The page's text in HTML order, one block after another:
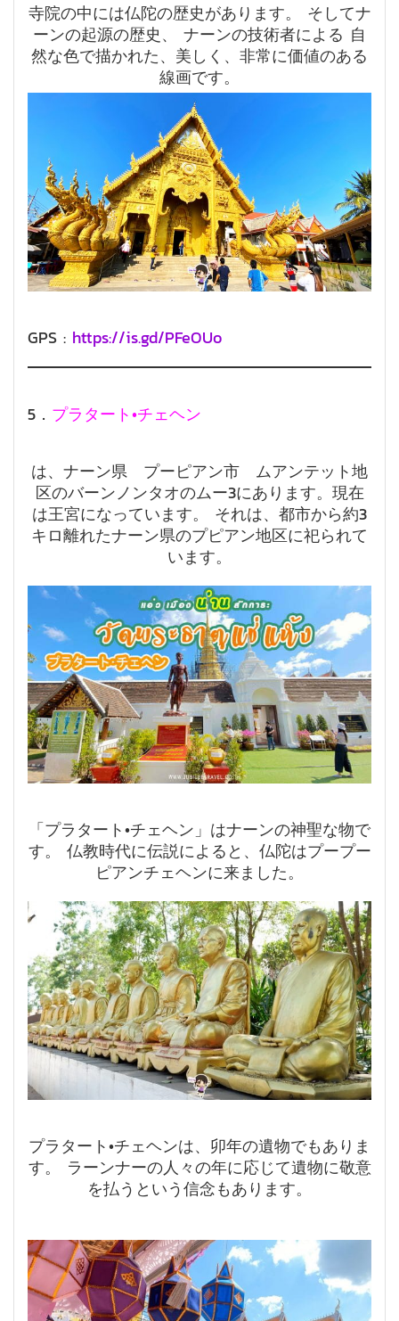
寺院の中には仏陀の歴史があります。 そしてナ
ーンの起源の歴史、 ナーンの技術者による 自
然な色で描かれた、美しく、非常に価値のある
線画です。
GPS : https://is.gd/PFeOUo
5． プラタート•チェヘン
は、ナーン県 プーピアン市 ムアンテット地
区のバーンノンタオのムー3にあります。現在
は王宮になっています。 それは、都市から約3
キロ離れたナーン県のプピアン地区に祀られて
います。
「プラタート•チェヘン」はナーンの神聖な物で
す。 仏教時代に伝説によると、仏陀はプープー
ピアンチェヘンに来ました。
プラタート•チェヘンは、卯年の遺物でもありま
す。 ラーンナーの人々の年に応じて遺物に敬意
を払うという信念もあります。